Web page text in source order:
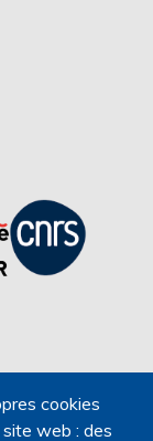
cookies
web : des